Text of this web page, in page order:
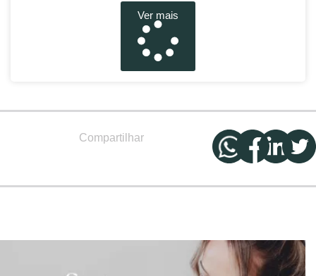
Ver mais
Compartilhar